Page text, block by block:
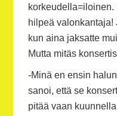
hilpeä valonkantaja!
kun aina jaksatte
Mutta mitäs
-Minä en ensin
sanoi, että se
pitää vaan